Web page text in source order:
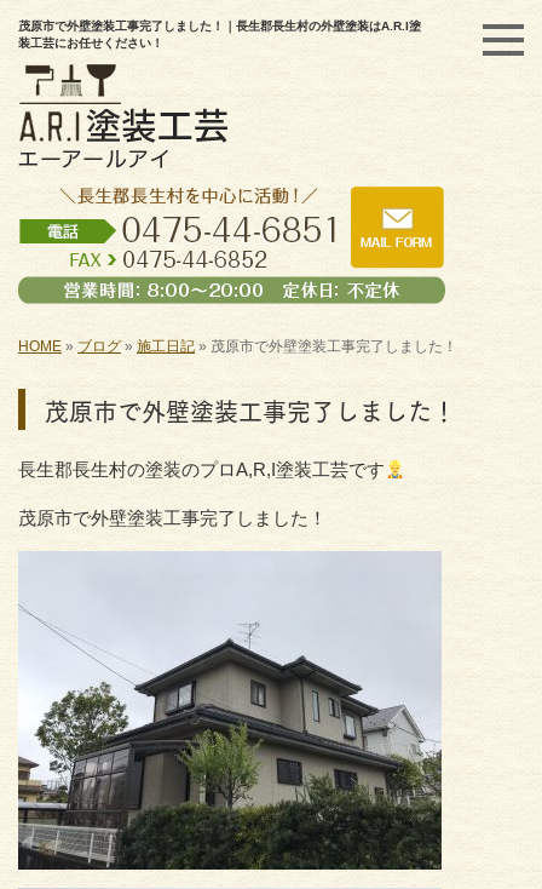
茂原市で外壁塗装工事完了しました！｜長生郡長生村の外壁塗装はA.R.I塗
装工芸にお任せください！
HOME » ブログ» 施工日記 » 茂原市で外壁塗装工事完了しました！
茂原市で外壁塗装工事完了しました！
長生郡長生村の塗装のプロA,R,I塗装工芸です
茂原市で外壁塗装工事完了しました！